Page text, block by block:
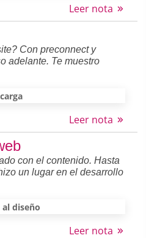
Leer nota
Con preconnect y
adelante. Te muestro
Leer nota
con el contenido. Hasta
un lugar en el desarrollo
diseño
Leer nota